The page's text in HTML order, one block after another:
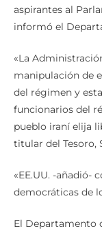
aspirantes al
informó el
«La
manipulación de
del régimen y
funcionarios del
pueblo iraní elija
titular del Tesoro,
«EE.UU. -añadió-
democráticas de
El Departamento